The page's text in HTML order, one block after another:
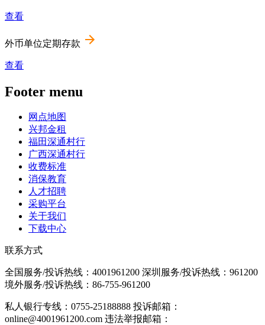
查看
外币单位定期存款
查看
Footer menu
网点地图
兴邦金租
福田深通村行
广西深通村行
收费标准
消保教育
人才招聘
采购平台
关于我们
下载中心
联系方式
全国服务/投诉热线： 4001961200 深圳服务/投诉热线： 961200
境外服务/投诉热线： 86-755-961200
私人银行专线：0755-25188888 投诉邮箱：
online@4001961200.com 违法举报邮箱：